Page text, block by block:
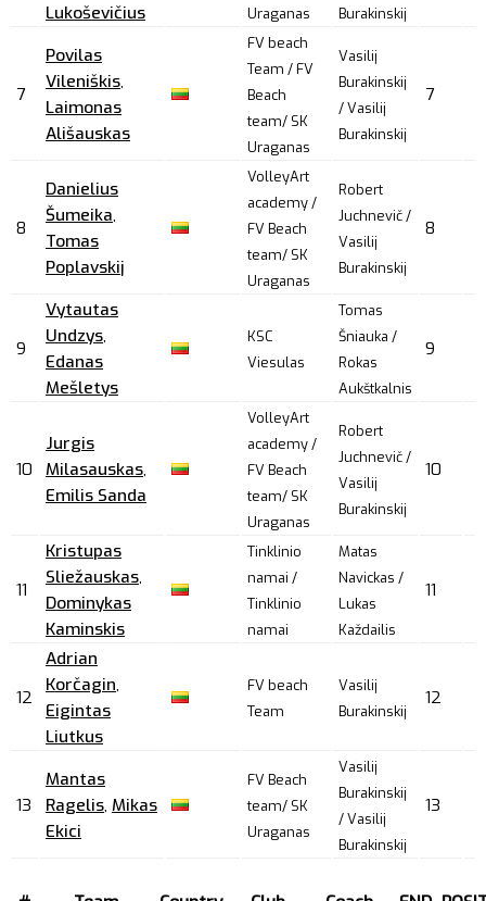
Lukoševičius
Uraganas
Burakinskij
7
Povilas
Vileniškis,
Laimonas
Ališauskas
FV beach
Team / FV
Beach
team/ SK
Uraganas
Vasilij
Burakinskij
/ Vasilij
Burakinskij
7
8
Danielius
Šumeika,
Tomas
Poplavskij
VolleyArt
academy /
FV Beach
team/ SK
Uraganas
Robert
Juchnevič /
Vasilij
Burakinskij
8
9
Vytautas
Undzys,
Edanas
Mešletys
KSC
Viesulas
Tomas
Šniauka /
Rokas
Aukštkalnis
9
10
Jurgis
Milasauskas,
Emilis Sanda
VolleyArt
academy /
FV Beach
team/ SK
Uraganas
Robert
Juchnevič /
Vasilij
Burakinskij
10
11
Kristupas
Sliežauskas,
Dominykas
Kaminskis
Tinklinio
namai /
Tinklinio
namai
Matas
Navickas /
Lukas
Každailis
11
12
Adrian
Korčagin,
Eigintas
Liutkus
FV beach
Team
Vasilij
Burakinskij
12
13
Mantas
Ragelis, Mikas
Ekici
FV Beach
team/ SK
Uraganas
Vasilij
Burakinskij
/ Vasilij
Burakinskij
13